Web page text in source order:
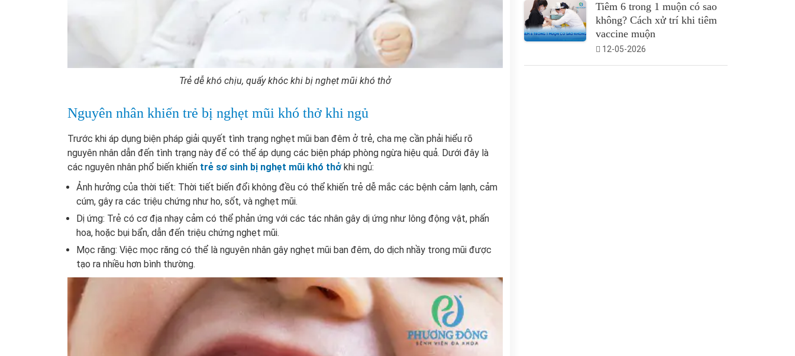
Trẻ dễ khó chịu, quấy khóc khi bị nghẹt mũi khó thở
Nguyên nhân khiến trẻ bị nghẹt mũi khó thở khi ngủ
Trước khi áp dụng biện pháp giải quyết tình trạng nghẹt mũi ban đêm ở trẻ, cha mẹ cần phải hiểu rõ
nguyên nhân dẫn đến tình trạng này để có thể áp dụng các biện pháp phòng ngừa hiệu quả. Dưới đây là
các nguyên nhân phổ biến khiến trẻ sơ sinh bị nghẹt mũi khó thở khi ngủ:
Ảnh hưởng của thời tiết: Thời tiết biến đổi không đều có thể khiến trẻ dễ mắc các bệnh cảm lạnh, cảm
cúm, gây ra các triệu chứng như ho, sốt, và nghẹt mũi.
Dị ứng: Trẻ có cơ địa nhạy cảm có thể phản ứng với các tác nhân gây dị ứng như lông động vật, phấn
hoa, hoặc bụi bẩn, dẫn đến triệu chứng nghẹt mũi.
Mọc răng: Việc mọc răng có thể là nguyên nhân gây nghẹt mũi ban đêm, do dịch nhầy trong mũi được
tạo ra nhiều hơn bình thường.
Tiêm 6 trong 1 muộn có sao
không? Cách xử trí khi tiêm
vaccine muộn
12-05-2026